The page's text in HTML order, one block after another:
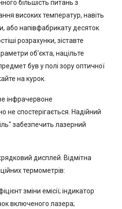
більшість питань з
високих температур, навіть
або напівфабрикату десяток
розрахунки, зіставте
об'єкта, націльте
був у полі зору оптичної
на курок.
інфрачервоне
не спостерігається. Надійний
забезпечить лазерний
дисплей. Відмітна
термометрів:
зміни емісії; індикатор
включеного лазера;